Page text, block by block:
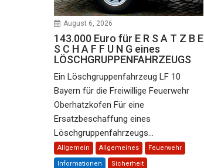
August 6, 2026
143.000 Euro für E R S A T Z B E
S C H A F F U N G eines
LÖSCHGRUPPENFAHRZEUGS
Ein Löschgruppenfahrzeug LF 10
Bayern für die Freiwillige Feuerwehr
Oberhatzkofen Für eine
Ersatzbeschaffung eines
Löschgruppenfahrzeugs...
Allgemein Allgemeines Feuerwehr
Informationen Sicherheit